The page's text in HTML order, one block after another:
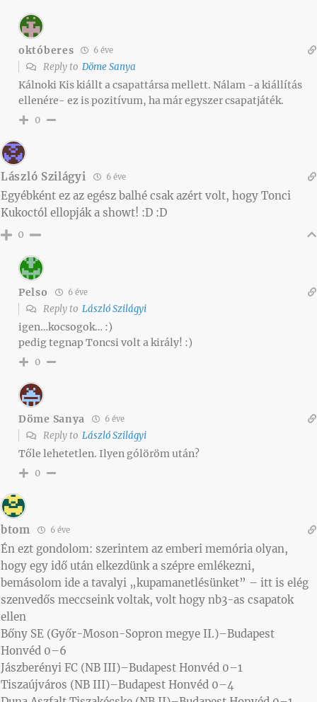
októberes 6 éve
Reply to Döme Sanya
Kálnoki Kis kiállt a csapattársa mellett. Nálam -a kiállítás
ellenére- ez is pozitívum, ha már egyszer csapatjáték.
0
László Szilágyi 6 éve
Egyébként ez az egész balhé csak azért volt, hogy Tonci
Kukoctól ellopják a showt! :D :D
0
Pelso 6 éve
Reply to László Szilágyi
igen…kocsogok… :)
pedig tegnap Toncsi volt a király! :)
0
Döme Sanya 6 éve
Reply to László Szilágyi
Tőle lehetetlen. Ilyen gólöröm után?
0
btom 6 éve
Én ezt gondolom: szerintem az emberi memória olyan,
hogy egy idő után elkezdünk a szépre emlékezni,
bemásolom ide a tavalyi „kupamanetlésünket” – itt is elég
szenvedős meccseink voltak, volt hogy nb3-as csapatok
ellen
Bőny SE (Győr-Moson-Sopron megye II.)–Budapest
Honvéd 0–6
Jászberényi FC (NB III)–Budapest Honvéd 0–1
Tiszaújváros (NB III)–Budapest Honvéd 0–4